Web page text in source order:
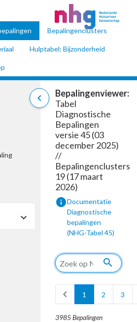
Bepalingenclusters
Hulptabel: Bijzonderheid
chevron_left
Bepalingenviewer:
Tabel
Diagnostische
Bepalingen
versie 45 (03
december 2025)
//
Bepalingenclusters
19 (17 maart
2026)
infoDocumentatie
Diagnostische
bepalingen
(NHG-Tabel 45)
search
chevron_left 1 2 3
3985 Bepalingen